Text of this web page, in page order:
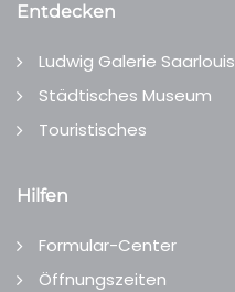
Entdecken
Ludwig Galerie Saarlouis
Städtisches Museum
Touristisches
Hilfen
Formular-Center
Öffnungszeiten